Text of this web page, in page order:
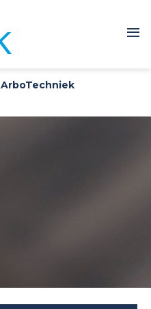
ArboTechniek